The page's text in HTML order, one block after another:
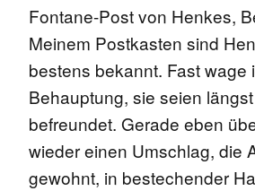
Fontane-Post von Henkes,
Meinem Postkasten sind
bestens bekannt. Fast wage
Behauptung, sie seien
befreundet. Gerade eben
wieder einen Umschlag, die
gewohnt, in bestechender